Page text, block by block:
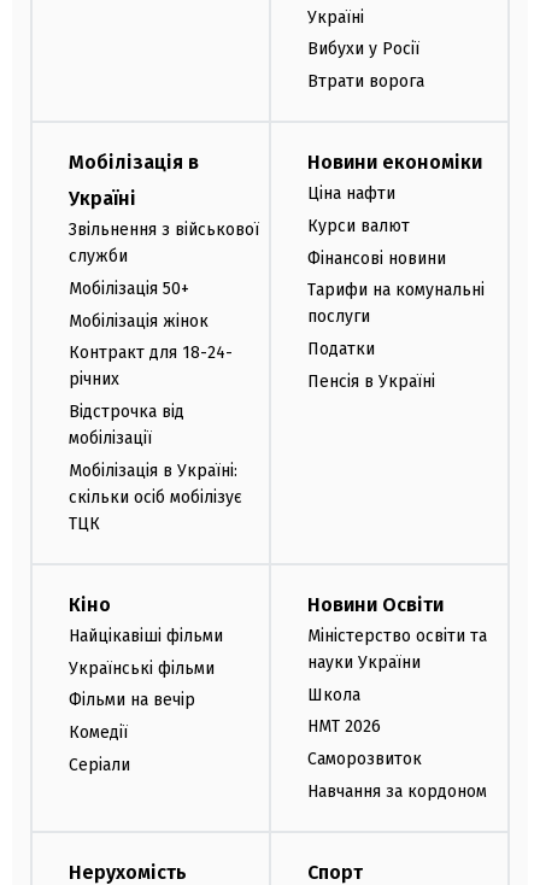
Україні
Вибухи у Росії
Втрати ворога
Мобілізація в
Україні
Звільнення з військової
служби
Мобілізація 50+
Мобілізація жінок
Контракт для 18-24-
річних
Відстрочка від
мобілізації
Мобілізація в Україні:
скільки осіб мобілізує
ТЦК
Новини економіки
Ціна нафти
Курси валют
Фінансові новини
Тарифи на комунальні
послуги
Податки
Пенсія в Україні
Кіно
Найцікавіші фільми
Українські фільми
Фільми на вечір
Комедії
Серіали
Новини Освіти
Міністерство освіти та
науки України
Школа
НМТ 2026
Саморозвиток
Навчання за кордоном
Нерухомість Спорт